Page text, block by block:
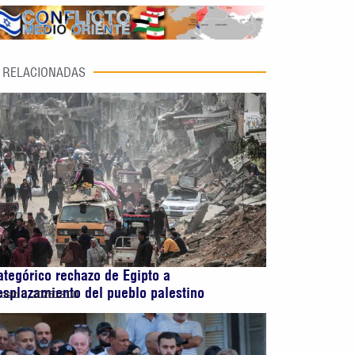
RELACIONADAS
rechazo de Egipto a
del pueblo palestino
5, 202613:00